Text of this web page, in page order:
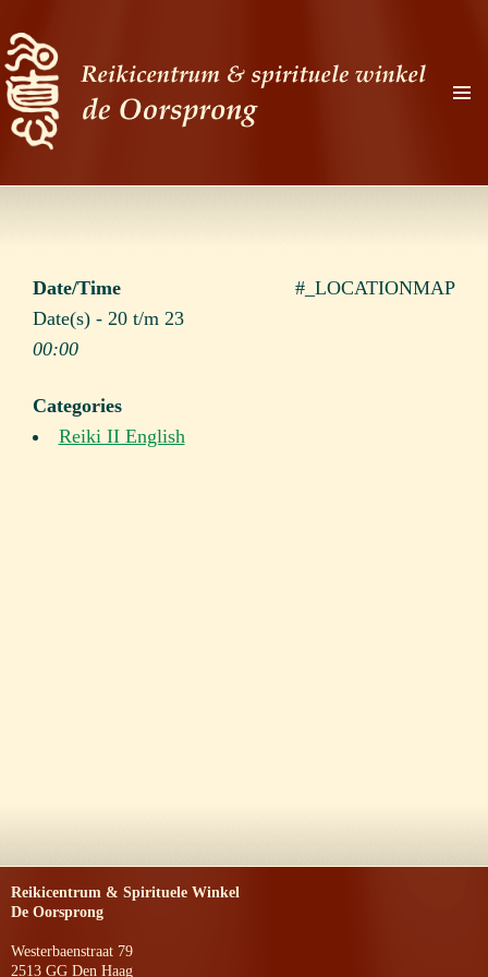
Zoeken
inhoud
#_LOCATIONMAP
Date/Time
Date(s) - 20 t/m 23
00:00
Categories
Reiki II English
Reikicentrum & Spirituele Winkel
De Oorsprong
Westerbaenstraat 79
2513 GG Den Haag